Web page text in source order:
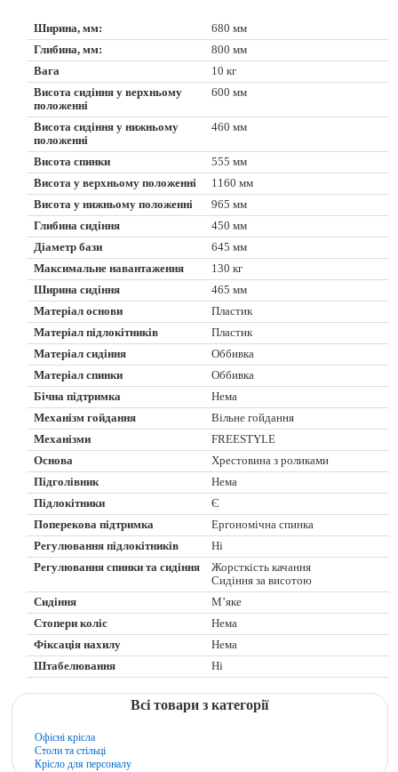
Ширина, мм:
680 мм
Глибина, мм:
800 мм
Вага
10 кг
Висота сидіння у верхньому
положенні
600 мм
Висота сидіння у нижньому
положенні
460 мм
Висота спинки
555 мм
Висота у верхньому положенні
1160 мм
Висота у нижньому положенні
965 мм
Глибина сидіння
450 мм
Діаметр бази
645 мм
Максимальне навантаження
130 кг
Ширина сидіння
465 мм
Матеріал основи
Пластик
Матеріал підлокітників
Пластик
Матеріал сидіння
Оббивка
Матеріал спинки
Оббивка
Бічна підтримка
Нема
Механізм гойдання
Вільне гойдання
Механізми
FREESTYLE
Основа
Хрестовина з роликами
Підголівник
Нема
Підлокітники
Є
Поперекова підтримка
Ергономічна спинка
Регулювання підлокітників
Ні
Регулювання спинки та сидіння
Жорсткість качання
Сидіння за висотою
Сидіння
М’яке
Стопери коліс
Нема
Фіксація нахилу
Нема
Штабелювання
Ні
Всі товари з категорії
Офісні крісла
Столи та стільці
Крісло для персоналу